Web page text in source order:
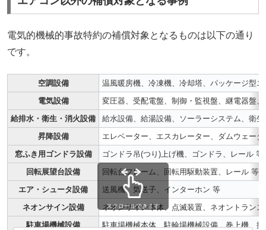
電気的機械的事故特約の補償対象となるものは以下の通り
です。
空調設備
温風暖房機、冷凍機、冷却塔、パッケージ型
電気設備
変圧器、受配電盤、制御・監視盤、継電器盤
給排水・衛生・消火設備
給水設備、給湯設備、ソーラーシステム、衛
昇降設備
エレベーター、エスカレーター、ダムウェー
窓ふき用ゴンドラ設備
ゴンドラ吊(つり)上げ機、ゴンドラ、レール 等
回転展望台設備
回転台フレーム、回転用駆動装置、レール 等
エア・シュータ設備
送風機、気送子、インターホン 等
ネオンサイン設備
ネオンサイン本体、点滅装置、ネオントラン
駐車場機械設備
駐車場機械本体、駐輪場機械設備、巻上機、
スクロールできます